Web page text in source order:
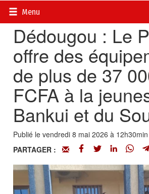
Menu
Accueil>
Dédougou : Le
offre des
de plus de 37
FCFA à la
Bankui et du
Publié le vendredi 8 mai 2026 à 12h30min
PARTAGER :